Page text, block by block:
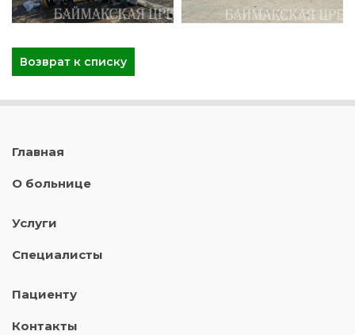
Возврат к списку
Главная
О больнице
Услуги
Специалисты
Пациенту
Контакты